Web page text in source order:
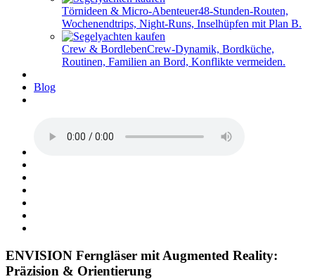
Törnideen & Micro-Abenteuer48-Stunden-Routen,
Wochenendtrips, Night-Runs, Inselhüpfen mit Plan B.
Crew & BordlebenCrew-Dynamik, Bordküche,
Routinen, Familien an Bord, Konflikte vermeiden.
Blog
ENVISION Ferngläser mit Augmented Reality:
Präzision & Orientierung